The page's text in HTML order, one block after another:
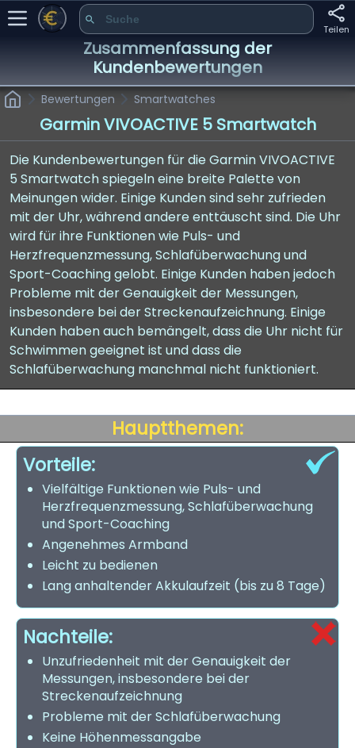
Teilen
Zusammenfassung der
Kundenbewertungen
Bewertungen Smartwatches
Garmin VIVOACTIVE 5 Smartwatch
Die Kundenbewertungen für die Garmin VIVOACTIVE
5 Smartwatch spiegeln eine breite Palette von
Meinungen wider. Einige Kunden sind sehr zufrieden
mit der Uhr, während andere enttäuscht sind. Die Uhr
wird für ihre Funktionen wie Puls- und
Herzfrequenzmessung, Schlafüberwachung und
Sport-Coaching gelobt. Einige Kunden haben jedoch
Probleme mit der Genauigkeit der Messungen,
insbesondere bei der Streckenaufzeichnung. Einige
Kunden haben auch bemängelt, dass die Uhr nicht für
Schwimmen geeignet ist und dass die
Schlafüberwachung manchmal nicht funktioniert.
Hauptthemen:
Vorteile:
Vielfältige Funktionen wie Puls- und
Herzfrequenzmessung, Schlafüberwachung
und Sport-Coaching
Angenehmes Armband
Leicht zu bedienen
Lang anhaltender Akkulaufzeit (bis zu 8 Tage)
Nachteile:
Unzufriedenheit mit der Genauigkeit der
Messungen, insbesondere bei der
Streckenaufzeichnung
Probleme mit der Schlafüberwachung
Keine Höhenmessangabe